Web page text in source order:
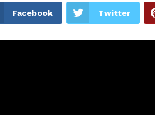
Facebook Twitter